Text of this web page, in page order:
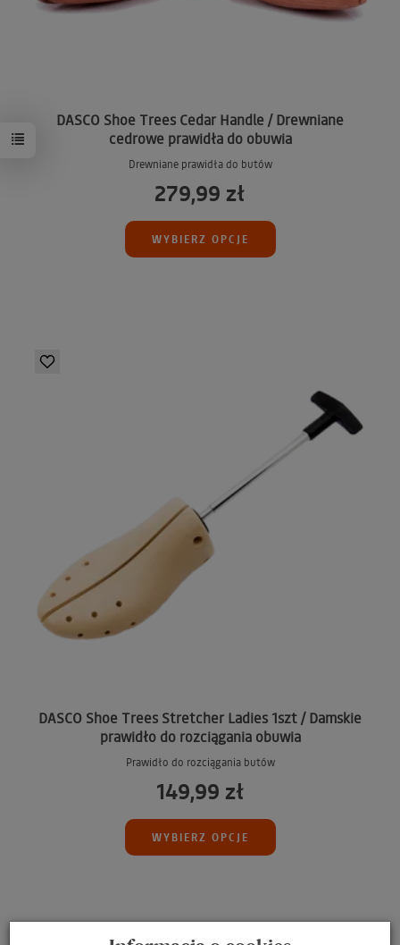
DASCO Shoe Trees Cedar Handle / Drewniane
cedrowe prawidła do obuwia
Drewniane prawidła do butów
279,99 zł
WYBIERZ OPCJE
DASCO Shoe Trees Stretcher Ladies 1szt / Damskie
prawidło do rozciągania obuwia
Prawidło do rozciągania butów
149,99 zł
WYBIERZ OPCJE